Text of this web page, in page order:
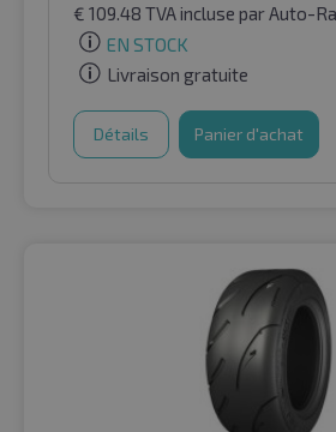
€ 109.48 TVA incluse par Auto-
EN STOCK
Livraison gratuite
Détails Panier d'achat